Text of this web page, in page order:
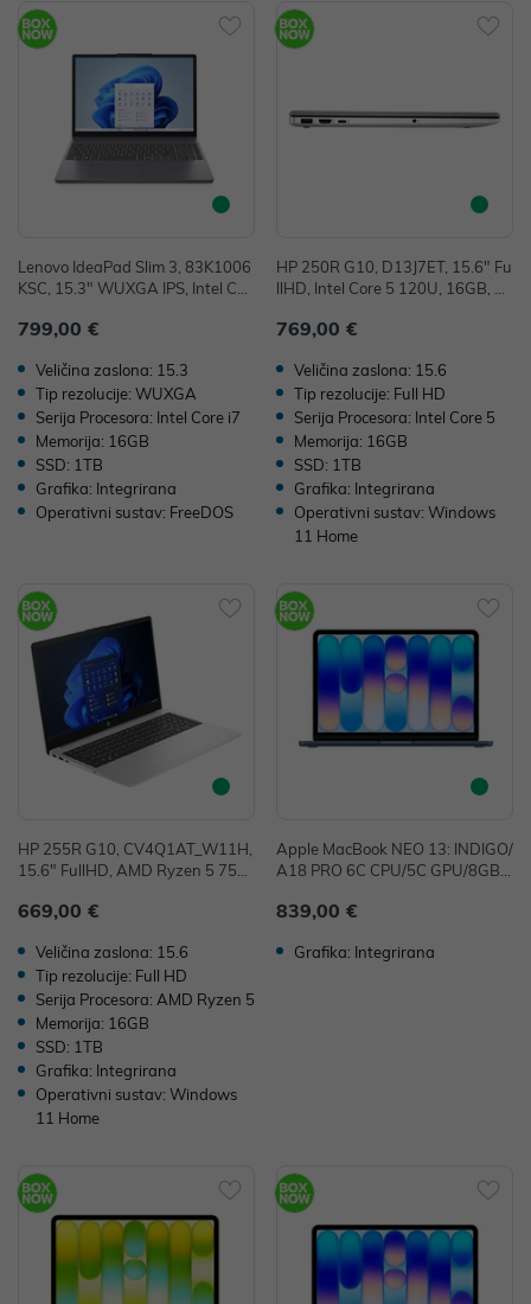
Lenovo IdeaPad Slim 3, 83K1006
KSC, 15.3" WUXGA IPS, Intel Cor
eDOS, Intel UHD Graphics
799,00 €
Veličina zaslona: 15.3
Tip rezolucije: WUXGA
Serija Procesora: Intel Core i7
Memorija: 16GB
SSD: 1TB
Grafika: Integrirana
Operativni sustav: FreeDOS
HP 250R G10, D13J7ET, 15.6" Fu
llHD, Intel Core 5 120U, 16GB, 1T
769,00 €
Veličina zaslona: 15.6
Tip rezolucije: Full HD
Serija Procesora: Intel Core 5
Memorija: 16GB
SSD: 1TB
Grafika: Integrirana
Operativni sustav: Windows
11 Home
HP 255R G10, CV4Q1AT_W11H,
15.6" FullHD, AMD Ryzen 5 753
D Radeon Graphics
669,00 €
Veličina zaslona: 15.6
Tip rezolucije: Full HD
Serija Procesora: AMD Ryzen 5
Memorija: 16GB
SSD: 1TB
Grafika: Integrirana
Operativni sustav: Windows
11 Home
Apple MacBook NEO 13: INDIGO/
A18 PRO 6C CPU/5C GPU/8GB/
839,00 €
Grafika: Integrirana